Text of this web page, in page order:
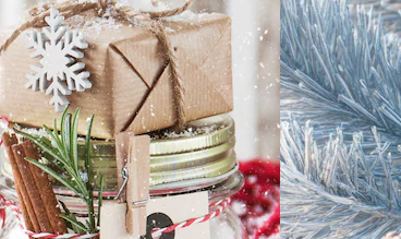
создания
1 миллиона
студий.
Spaces
ИИ-помощник
Генератор
изображений ИИ
Генератор видео
ИИ
Генератор голоса
на основе ИИ
Стоковый контент
Academy
Документация
Пакету ИИ
Служба
поддержки
Условия и
положения
Политика